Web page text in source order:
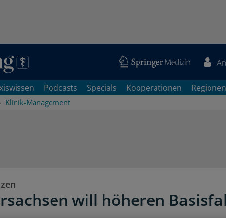
Podcasts Specials Kooperationen Regionen
Klinik-Management
will höheren